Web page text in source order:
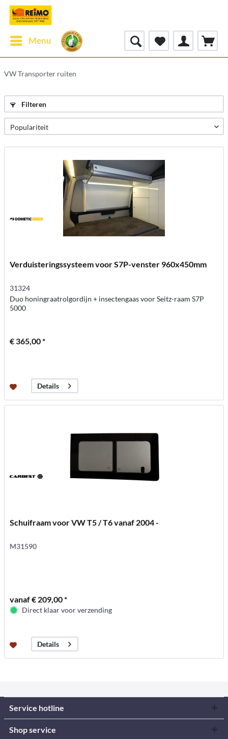
Menu
VW Transporter ruiten
Filteren
Verduisteringssysteem voor S7P-venster 960x450mm
31324
Duo honingraatrolgordijn + insectengaas voor Seitz-raam S7P
5000
€ 365,00 *
Details
Schuifraam voor VW T5 / T6 vanaf 2004 -
M31590
vanaf € 209,00 *
Direct klaar voor verzending
Details
Service hotline
Shop service